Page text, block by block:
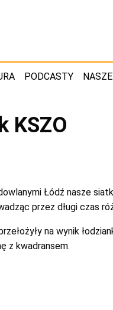
PODCASTY
KSZO
Łódź nasze
przez długi czas
na wynik
z kwadransem.